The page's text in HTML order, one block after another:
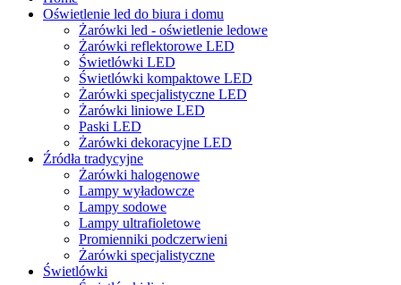
Oświetlenie led do biura i domu
Żarówki led - oświetlenie ledowe
Żarówki reflektorowe LED
Świetlówki LED
Świetlówki kompaktowe LED
Żarówki specjalistyczne LED
Żarówki liniowe LED
Paski LED
Żarówki dekoracyjne LED
Źródła tradycyjne
Żarówki halogenowe
Lampy wyładowcze
Lampy sodowe
Lampy ultrafioletowe
Promienniki podczerwieni
Żarówki specjalistyczne
Świetlówki